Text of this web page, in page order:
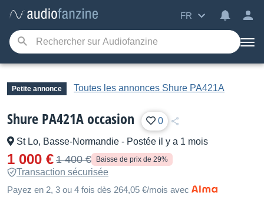
FR
Petite annonce Toutes les annonces Shure PA421A
Shure PA421A occasion 0
St Lo, Basse-Normandie - Postée il y a 1 mois
1 000 € 1 400 € Baisse de prix de 29%
Transaction sécurisée
Payez en 2, 3 ou 4 fois dès 264,05 €/mois avec